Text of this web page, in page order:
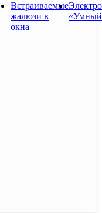
Встраиваемые
жалюзи в
окна